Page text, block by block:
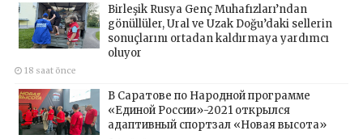
Birleşik Rusya Genç Muhafızları’ndan
gönüllüler, Ural ve Uzak Doğu’daki sellerin
sonuçlarını ortadan kaldırmaya yardımcı
oluyor
18 saat önce
В Саратове по Народной программе
«Единой России»-2021 открылся
адаптивный спортзал «Новая высота»